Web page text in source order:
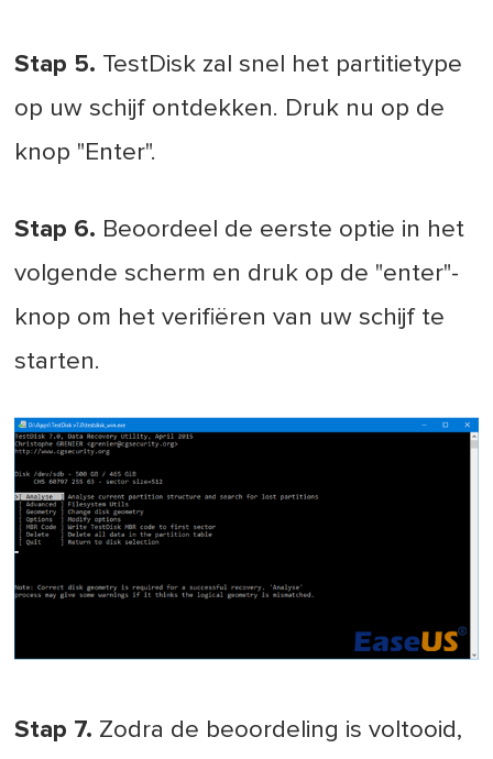
Stap 5. TestDisk zal snel het partitietype
op uw schijf ontdekken. Druk nu op de
knop "Enter".
Stap 6. Beoordeel de eerste optie in het
volgende scherm en druk op de "enter"-
knop om het verifiëren van uw schijf te
starten.
Stap 7. Zodra de beoordeling is voltooid,